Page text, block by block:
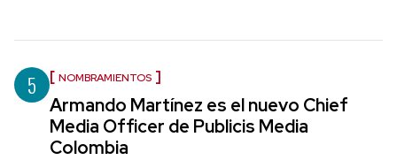
5 NOMBRAMIENTOS
Armando Martínez es el nuevo Chief
Media Officer de Publicis Media
Colombia